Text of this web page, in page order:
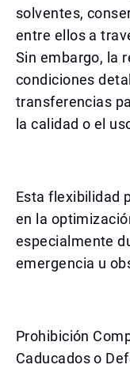
solventes,
entre ellos a
Sin embargo, la
condiciones
transferencias
la calidad o el
Esta flexibilidad
en la
especialmente
emergencia u
Prohibición
Caducados o